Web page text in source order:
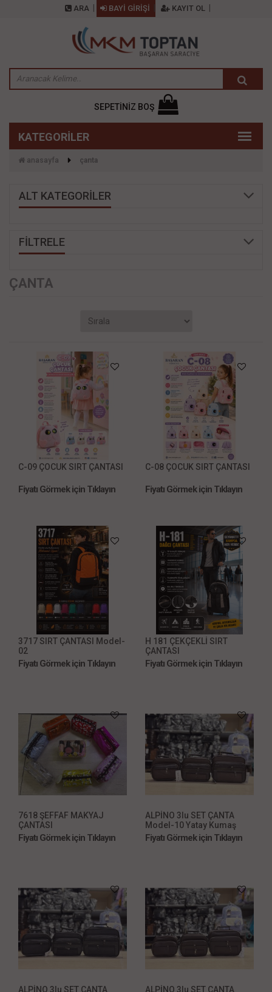
ARA BAYİ GİRİŞİ KAYIT OL
SEPETİNİZ BOŞ
anasayfa çanta
ALT KATEGORİLER
FİLTRELE
ÇANTA
C-09 ÇOCUK SIRT ÇANTASI
Fiyatı Görmek için Tıklayın
C-08 ÇOCUK SIRT ÇANTASI
Fiyatı Görmek için Tıklayın
3717 SIRT ÇANTASI Model-
02
Fiyatı Görmek için Tıklayın
H 181 ÇEKÇEKLİ SIRT
ÇANTASI
Fiyatı Görmek için Tıklayın
7618 ŞEFFAF MAKYAJ
ÇANTASI
Fiyatı Görmek için Tıklayın
ALPİNO 3lu SET ÇANTA
Model-10 Yatay Kumaş
Kahve
Fiyatı Görmek için Tıklayın
ALPİNO 3lu SET ÇANTA
ALPİNO 3lu SET ÇANTA